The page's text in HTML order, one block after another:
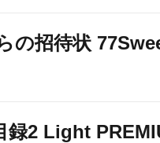
の招待状
録2 Light